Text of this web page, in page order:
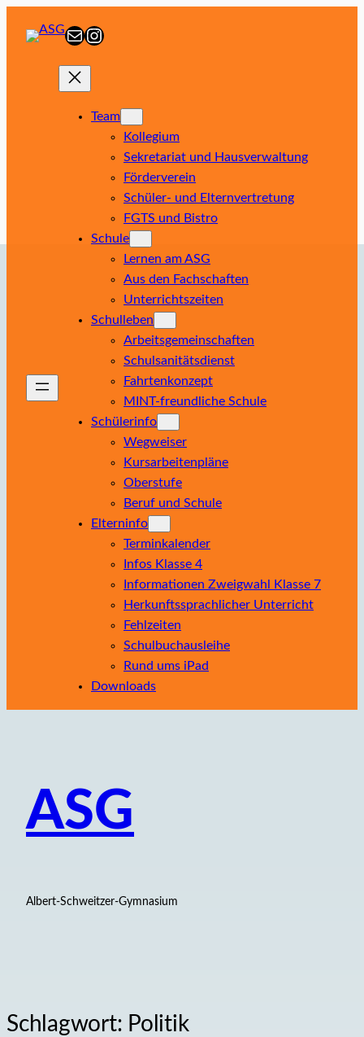
Inhalt
E-MailInstagram
Team
Kollegium
Sekretariat und Hausverwaltung
Förderverein
Schüler- und Elternvertretung
FGTS und Bistro
Schule
Lernen am ASG
Aus den Fachschaften
Unterrichtszeiten
Schulleben
Arbeitsgemeinschaften
Schulsanitätsdienst
Fahrtenkonzept
MINT-freundliche Schule
Schülerinfo
Wegweiser
Kursarbeitenpläne
Oberstufe
Beruf und Schule
Elterninfo
Terminkalender
Infos Klasse 4
Informationen Zweigwahl Klasse 7
Herkunftssprachlicher Unterricht
Fehlzeiten
Schulbuchausleihe
Rund ums iPad
Downloads
ASG
Albert-Schweitzer-Gymnasium
Schlagwort: Politik